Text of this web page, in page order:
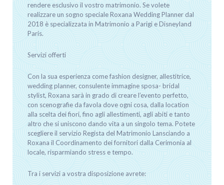
rendere esclusivo il vostro matrimonio. Se volete
realizzare un sogno speciale Roxana Wedding Planner dal
2018 è specializzata in Matrimonio a Parigi e Disneyland
Paris.
Servizi offerti
Con la sua esperienza come fashion designer, allestitrice,
wedding planner, consulente immagine sposa- bridal
stylist, Roxana sarà in grado di creare l’evento perfetto,
con scenografie da favola dove ogni cosa, dalla location
alla scelta dei fiori, fino agli allestimenti, agli abiti e tanto
altro che si uniscono dando vita a un singolo tema. Potete
scegliere il servizio Regista del Matrimonio Lansciando a
Roxana il Coordinamento dei fornitori dalla Cerimonia al
locale, risparmiando stress e tempo.
Tra i servizi a vostra disposizione avrete: